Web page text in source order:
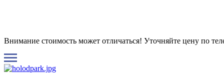
Внимание стоимость может отличаться! Уточняйте цену по